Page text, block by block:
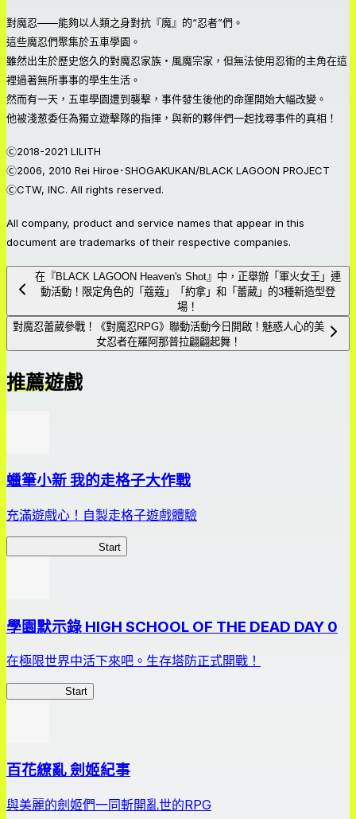
對魔忍——能夠以人類之身對抗『魔』的“忍者”們。
這些魔忍們聚集於五車學園。
雖然出生於歷史悠久的對魔忍家族・風魔宗家，但無法使用忍術的主角在這
裡過著無所事事的學生生活。
然而有一天，五車學園遭到襲擊，事件發生後他的命運開始大幅改變。
他被淺葱委任為獨立遊擊隊的指揮，與新的夥伴們一起找尋事件的真相！
Ⓒ2018-2021 LILITH
Ⓒ2006, 2010 Rei Hiroe･SHOGAKUKAN/BLACK LAGOON PROJECT
ⒸCTW, INC. All rights reserved.
All company, product and service names that appear in this
document are trademarks of their respective companies.
在『BLACK LAGOON Heaven's Shot』中，正舉辦「軍火女王」連
動活動！限定角色的「蔻蔻」「約拿」和「蕾葳」的3種新造型登
場！
對魔忍蕾葳參戰！《對魔忍RPG》聯動活動今日開啟！魅惑人心的美
女忍者在羅阿那普拉翩翩起舞！
推薦遊戲
蠟筆小新 我的走格子大作戰
充滿遊戲心！自製走格子遊戲體驗
Start
學園默示錄 HIGH SCHOOL OF THE DEAD DAY 0
在極限世界中活下來吧。生存塔防正式開戰！
Start
百花繚亂 劍姬紀事
與美麗的劍姬們一同斬開亂世的RPG